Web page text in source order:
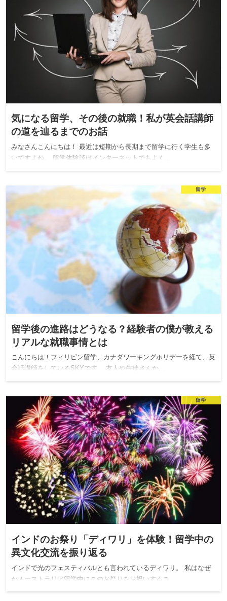
気になる留学、その後の就職！私が英会話講師
の道を辿るまでのお話
みなさんこんにちは！ 最近は短期から長期まで留学に行く学生も多
いですよね。 留学体験談はインターネットでもよく…
留学
留学後の進路はどうなる？経験者の僕が教える
リアルな就職事情とは
こんにちは！フィリピン留学、カナダワーキングホリデーを経て、英
会話講師をしているSKYです。 友人や生徒さんか…
留学
インドのお祭り「ディワリ」を体験！留学中の
異文化交流を振り返る
インドで光のフェスティバルとも言われているディワリ。 私はなぜ
かオーストラリア留学中にこのお祭りをお祝いするこ…